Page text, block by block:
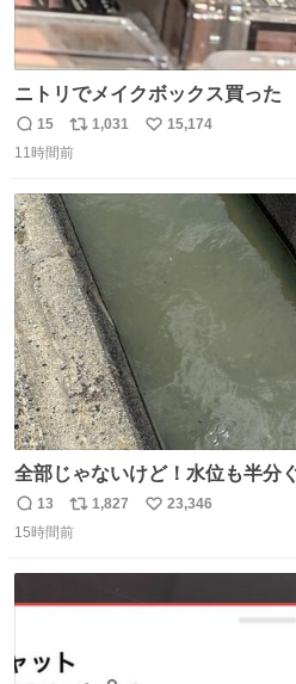
ニトリでメイクボックス買った
返
信
15
リ
ポ
ト
数
1,031
い
15,174
11時間前
全部じゃないけど！水位も半分
めたよ！！！ 作業してくれた方
ー！！！！！！！！！！！！！
返
信
13
リ
ポ
1,827
い
23,346
15時間前